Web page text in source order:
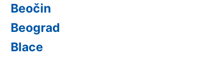
Beočin
Beograd
Blace